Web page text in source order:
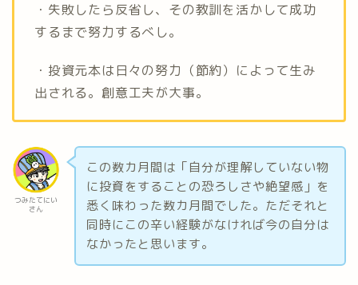
・失敗したら反省し、その教訓を活かして成功
するまで努力するべし。
・投資元本は日々の努力（節約）によって生み
出される。創意工夫が大事。
つみたてにい
さん
この数カ月間は「自分が理解していない物
に投資をすることの恐ろしさや絶望感」を
悉く味わった数カ月間でした。ただそれと
同時にこの辛い経験がなければ今の自分は
なかったと思います。